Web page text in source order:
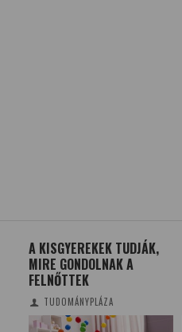
NEMZETKÖZI
HUNGAROLÓGIAI
KONGRESSZUS
TUDOMÁNYPLÁZA